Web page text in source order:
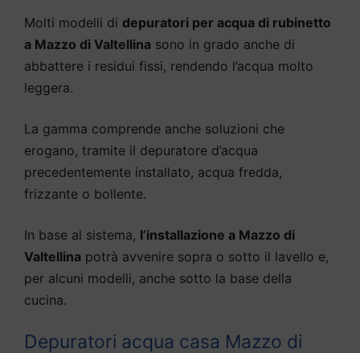
Molti modelli di depuratori per acqua di rubinetto
a Mazzo di Valtellina sono in grado anche di
abbattere i residui fissi, rendendo l’acqua molto
leggera.
La gamma comprende anche soluzioni che
erogano, tramite il depuratore d’acqua
precedentemente installato, acqua fredda,
frizzante o bollente.
In base al sistema, l’installazione a Mazzo di
Valtellina potrà avvenire sopra o sotto il lavello e,
per alcuni modelli, anche sotto la base della
cucina.
Depuratori acqua casa Mazzo di